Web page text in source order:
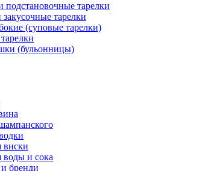
подстановочные тарелки
тарелки
(суповые тарелки)
(бульонницы)
виски
воды и сока
бренди